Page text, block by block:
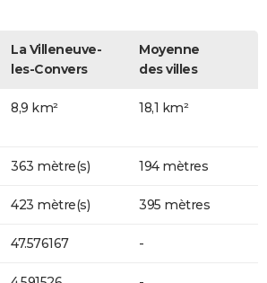
La Villeneuve-
les-Convers
Moyenne
des villes
8,9 km² 18,1 km²
363 mètre(s) 194 mètres
423 mètre(s) 395 mètres
47.576167 -